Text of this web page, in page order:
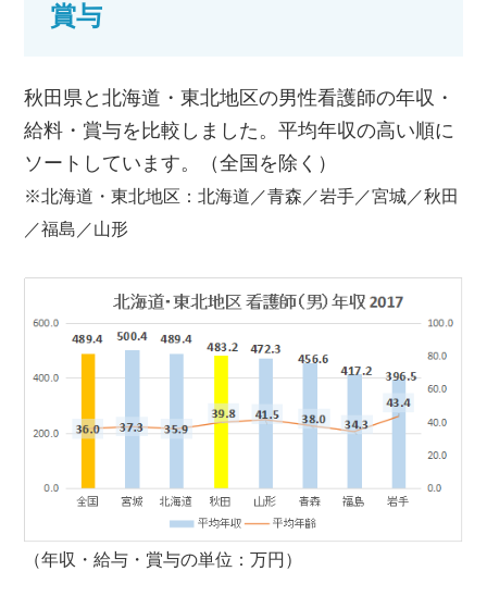
賞与
秋田県と北海道・東北地区の男性看護師の年収・
給料・賞与を比較しました。平均年収の高い順に
ソートしています。（全国を除く）
※北海道・東北地区：北海道／青森／岩手／宮城／秋田
／福島／山形
（年収・給与・賞与の単位：万円）